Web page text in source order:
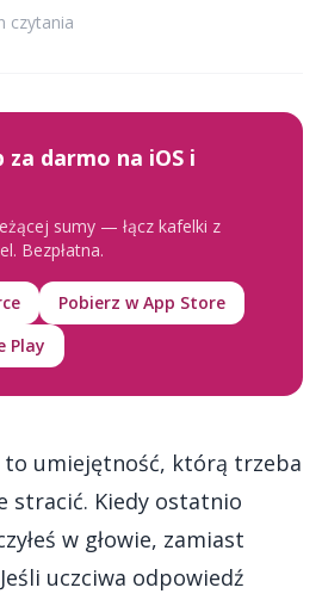
czytania
darmo na iOS i
sumy — łącz kafelki z
Bezpłatna.
Pobierz w App Store
Play
to umiejętność, którą trzeba
stracić. Kiedy ostatnio
w głowie, zamiast
uczciwa odpowiedź